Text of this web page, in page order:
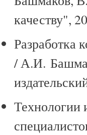
качеству",
Разработка
/ А.И.
Технологии